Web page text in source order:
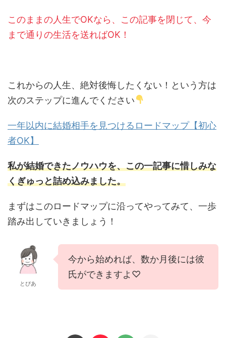
このままの人生でOKなら、この記事を閉じて、今
まで通りの生活を送ればOK！
これからの人生、絶対後悔したくない！という方は
次のステップに進んでください
一年以内に結婚相手を見つけるロードマップ【初心
者OK】
私が結婚できたノウハウを、この一記事に惜しみな
くぎゅっと詰め込みました。
まずはこのロードマップに沿ってやってみて、一歩
踏み出していきましょう！
とぴあ
今から始めれば、数か月後には彼
氏ができますよ♡